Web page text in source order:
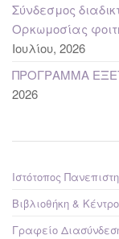
Σύνδεσμος
Ορκωμοσίας
Ιουλίου, 2026
ΠΡΟΓΡΑΜΜΑ
2026
Ιστότοπος
Βιβλιοθήκη &
Γραφείο